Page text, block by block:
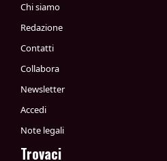
Chi siamo
Redazione
Contatti
Collabora
Newsletter
Accedi
Note legali
Trovaci